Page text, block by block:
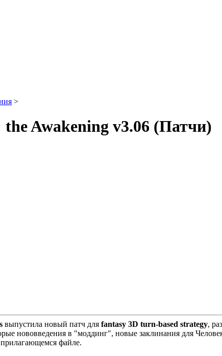
>
Awakening v3.06 (Патчи)
выпустила новый патч для fantasy 3D turn-based strategy,
нововведения в "моддинг", новые заклинания для
файле.